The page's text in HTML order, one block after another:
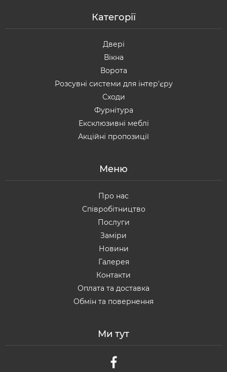
Категорії
Двері
Вікна
Ворота
Розсувні системи для інтер'єру
Сходи
Фурнітура
Ексклюзивні меблі
Акційні пропозиції
Меню
Про нас
Співробітництво
Послуги
Заміри
Новини
Галерея
Контакти
Оплата та доставка
Обмін та повернення
Ми тут